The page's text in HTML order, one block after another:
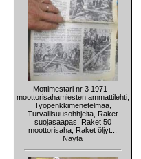
Mottimestari nr 3 1971 -
moottorisahamiesten ammattilehti,
Työpenkkimenetelmää,
Turvallisuusohhjeita, Raket
suojasaapas, Raket 50
moottorisaha, Raket öljyt...
Näytä